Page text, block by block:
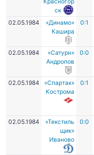
ск
02.05.1984
«Динамо»
Кашира
0:1
02.05.1984
«Сатурн»
Андропов
0:0
02.05.1984
«Спартак»
Кострома
0:1
02.05.1984
«Текстиль
щик»
Иваново
0:0